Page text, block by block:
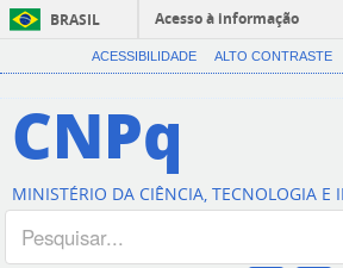
BRASIL
Acesso à informação
ACESSIBILIDADE ALTO CONTRASTE
CNPq
MINISTÉRIO DA CIÊNCIA, TECNOLOGIA E